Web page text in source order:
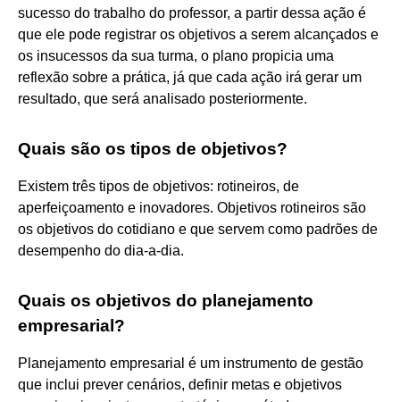
sucesso do trabalho do professor, a partir dessa ação é
que ele pode registrar os objetivos a serem alcançados e
os insucessos da sua turma, o plano propicia uma
reflexão sobre a prática, já que cada ação irá gerar um
resultado, que será analisado posteriormente.
Quais são os tipos de objetivos?
Existem três tipos de objetivos: rotineiros, de
aperfeiçoamento e inovadores. Objetivos rotineiros são
os objetivos do cotidiano e que servem como padrões de
desempenho do dia-a-dia.
Quais os objetivos do planejamento
empresarial?
Planejamento empresarial é um instrumento de gestão
que inclui prever cenários, definir metas e objetivos